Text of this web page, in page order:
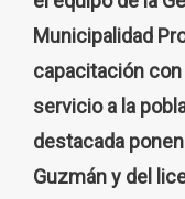
Municipalidad
capacitación
servicio a la
destacada
Guzmán y del